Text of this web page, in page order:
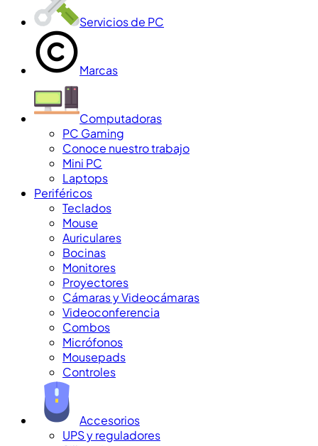
Servicios de PC
Marcas
Computadoras
PC Gaming
Conoce nuestro trabajo
Mini PC
Laptops
Periféricos
Teclados
Mouse
Auriculares
Bocinas
Monitores
Proyectores
Cámaras y Videocámaras
Videoconferencia
Combos
Micrófonos
Mousepads
Controles
Accesorios
UPS y reguladores